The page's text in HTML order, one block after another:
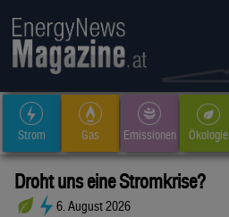
Strom Gas Emissionen Ökologie
Droht uns eine Stromkrise?
6. August 2026